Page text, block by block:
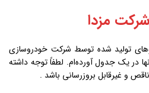
مزدا
تولید شده توسط شرکت خودروسازی
در یک جدول آورده‌ام. لطفاً توجه داشته
و غیرقابل بروزرسانی باشد .